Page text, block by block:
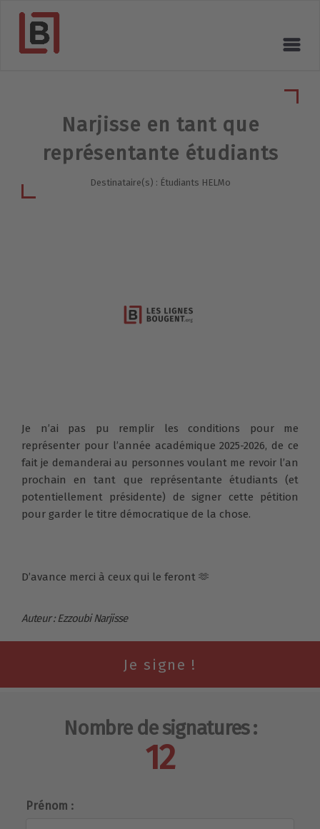
Narjisse en tant que
représentante étudiants
Destinataire(s) : Étudiants HELMo
Je n’ai pas pu remplir les conditions pour me
représenter pour l’année académique 2025-2026, de ce
fait je demanderai au personnes voulant me revoir l’an
prochain en tant que représentante étudiants (et
potentiellement présidente) de signer cette pétition
pour garder le titre démocratique de la chose.
D’avance merci à ceux qui le feront 🫶
Auteur : Ezzoubi Narjisse
Nombre de signatures :
12
Prénom :